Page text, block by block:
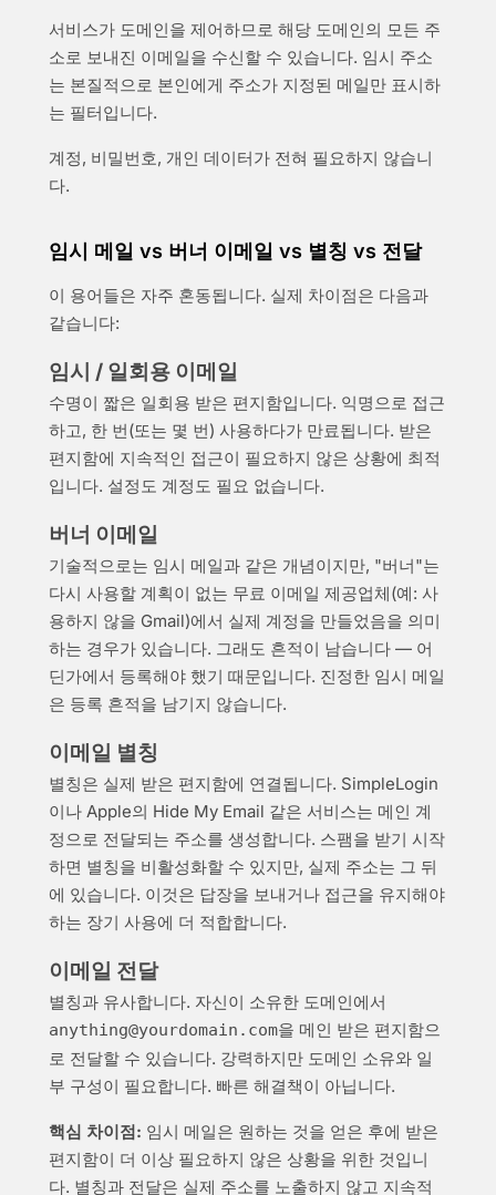
서비스가 도메인을 제어하므로 해당 도메인의 모든 주
소로 보내진 이메일을 수신할 수 있습니다. 임시 주소
는 본질적으로 본인에게 주소가 지정된 메일만 표시하
는 필터입니다.
계정, 비밀번호, 개인 데이터가 전혀 필요하지 않습니
다.
임시 메일 vs 버너 이메일 vs 별칭 vs 전달
이 용어들은 자주 혼동됩니다. 실제 차이점은 다음과
같습니다:
임시 / 일회용 이메일
수명이 짧은 일회용 받은 편지함입니다. 익명으로 접근
하고, 한 번(또는 몇 번) 사용하다가 만료됩니다. 받은
편지함에 지속적인 접근이 필요하지 않은 상황에 최적
입니다. 설정도 계정도 필요 없습니다.
버너 이메일
기술적으로는 임시 메일과 같은 개념이지만, "버너"는
다시 사용할 계획이 없는 무료 이메일 제공업체(예: 사
용하지 않을 Gmail)에서 실제 계정을 만들었음을 의미
하는 경우가 있습니다. 그래도 흔적이 남습니다 — 어
딘가에서 등록해야 했기 때문입니다. 진정한 임시 메일
은 등록 흔적을 남기지 않습니다.
이메일 별칭
별칭은 실제 받은 편지함에 연결됩니다. SimpleLogin
이나 Apple의 Hide My Email 같은 서비스는 메인 계
정으로 전달되는 주소를 생성합니다. 스팸을 받기 시작
하면 별칭을 비활성화할 수 있지만, 실제 주소는 그 뒤
에 있습니다. 이것은 답장을 보내거나 접근을 유지해야
하는 장기 사용에 더 적합합니다.
이메일 전달
별칭과 유사합니다. 자신이 소유한 도메인에서
anything@yourdomain.com을 메인 받은 편지함으
로 전달할 수 있습니다. 강력하지만 도메인 소유와 일
부 구성이 필요합니다. 빠른 해결책이 아닙니다.
핵심 차이점: 임시 메일은 원하는 것을 얻은 후에 받은
편지함이 더 이상 필요하지 않은 상황을 위한 것입니
다. 별칭과 전달은 실제 주소를 노출하지 않고 지속적